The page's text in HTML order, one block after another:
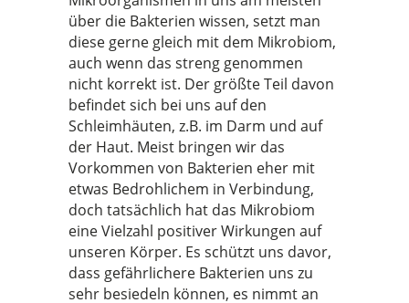
über die Bakterien wissen, setzt man
diese gerne gleich mit dem Mikrobiom,
auch wenn das streng genommen
nicht korrekt ist. Der größte Teil davon
befindet sich bei uns auf den
Schleimhäuten, z.B. im Darm und auf
der Haut. Meist bringen wir das
Vorkommen von Bakterien eher mit
etwas Bedrohlichem in Verbindung,
doch tatsächlich hat das Mikrobiom
eine Vielzahl positiver Wirkungen auf
unseren Körper. Es schützt uns davor,
dass gefährlichere Bakterien uns zu
sehr besiedeln können, es nimmt an